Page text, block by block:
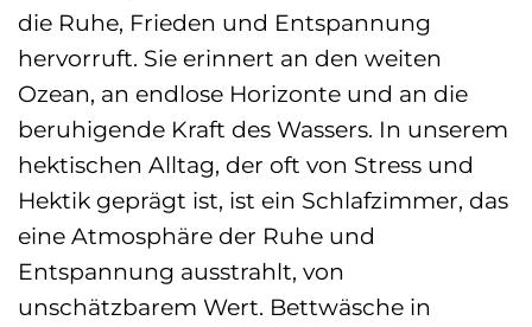
die Ruhe, Frieden und Entspannung
hervorruft. Sie erinnert an den weiten
Ozean, an endlose Horizonte und an die
beruhigende Kraft des Wassers. In unserem
hektischen Alltag, der oft von Stress und
Hektik geprägt ist, ist ein Schlafzimmer, das
eine Atmosphäre der Ruhe und
Entspannung ausstrahlt, von
unschätzbarem Wert. Bettwäsche in